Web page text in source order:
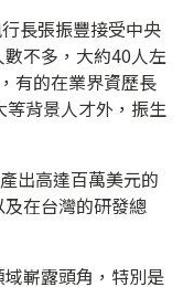
長張振豐接受中央
不多，大約40人左
有的在業界資歷長
背景人才外，振生
出高達百萬美元的
在台灣的研發總
嶄露頭角，特別是